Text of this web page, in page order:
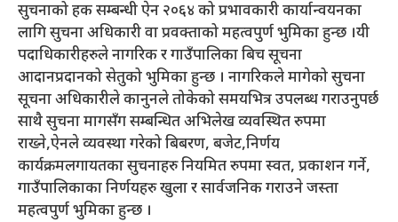
सुचनाको हक सम्बन्धी ऐन २०६४ को प्रभावकारी कार्यान्वयनका
लागि सुचना अधिकारी वा प्रवक्ताको महत्वपुर्ण भुमिका हुन्छ ।यी
पदाधिकारीहरुले नागरिक र गाउँपालिका बिच सूचना
आदानप्रदानको सेतुको भुमिका हुन्छ । नागरिकले मागेको सुचना
सूचना अधिकारीले कानुनले तोकेको समयभित्र उपलब्ध गराउनुपर्छ
साथै सुचना मागसँग सम्बन्धित अभिलेख व्यवस्थित रुपमा
राख्ने,ऐनले व्यवस्था गरेको बिबरण, बजेट,निर्णय
कार्यक्रमलगायतका सुचनाहरु नियमित रुपमा स्वत, प्रकाशन गर्ने,
गाउँपालिकाका निर्णयहरु खुला र सार्वजनिक गराउने जस्ता
महत्वपुर्ण भुमिका हुन्छ ।